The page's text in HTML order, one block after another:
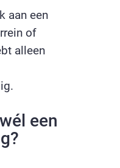
aan een
of
alleen
een